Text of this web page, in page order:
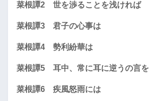
菜根譚2 世を渉ることを浅ければ
菜根譚3 君子の心事は
菜根譚4 勢利紛華は
菜根譚5 耳中、常に耳に逆うの言を
菜根譚6 疾風怒雨には